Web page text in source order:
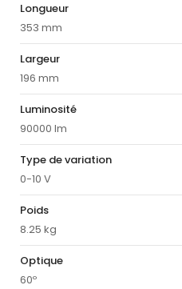
Longueur
353 mm
Largeur
196 mm
Luminosité
90000 lm
Type de variation
0-10 V
Poids
8.25 kg
Optique
60º